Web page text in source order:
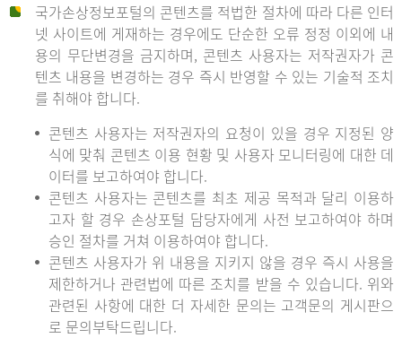
국가손상정보포털의 콘텐츠를 적법한 절차에 따라 다른 인터
넷 사이트에 게재하는 경우에도 단순한 오류 정정 이외에 내
용의 무단변경을 금지하며, 콘텐츠 사용자는 저작권자가 콘
텐츠 내용을 변경하는 경우 즉시 반영할 수 있는 기술적 조치
를 취해야 합니다.
콘텐츠 사용자는 저작권자의 요청이 있을 경우 지정된 양
식에 맞춰 콘텐츠 이용 현황 및 사용자 모니터링에 대한 데
이터를 보고하여야 합니다.
콘텐츠 사용자는 콘텐츠를 최초 제공 목적과 달리 이용하
고자 할 경우 손상포털 담당자에게 사전 보고하여야 하며
승인 절차를 거쳐 이용하여야 합니다.
콘텐츠 사용자가 위 내용을 지키지 않을 경우 즉시 사용을
제한하거나 관련법에 따른 조치를 받을 수 있습니다. 위와
관련된 사항에 대한 더 자세한 문의는 고객문의 게시판으
로 문의부탁드립니다.